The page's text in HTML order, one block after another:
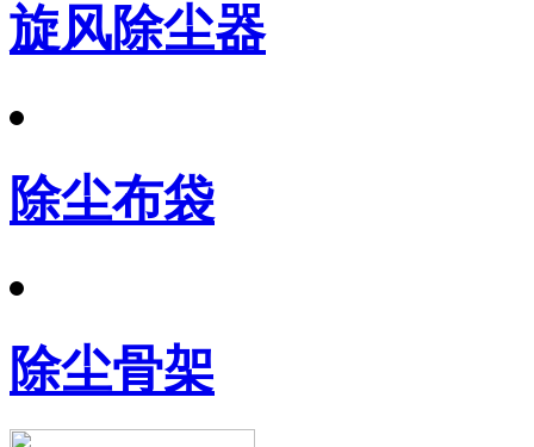
旋风除尘器
除尘布袋
除尘骨架